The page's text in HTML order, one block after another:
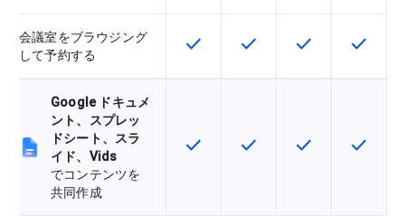
会議室をブラウジング
して予約する
この機能は該当の SKU で利用で
check この機能は該当の SKU
check この機能は該当
check この機
check
Google ドキュメ
ント、スプレッ
ドシート、スラ
イド、Vids
でコンテンツを
共同作成
この機能は該当の SKU で利用で
check この機能は該当の SKU
check この機能は該当
check この機
check